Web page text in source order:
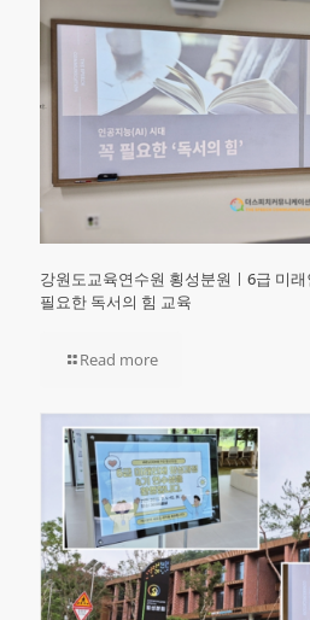
강원도교육연수원 횡성분원ㅣ6급 미
필요한 독서의 힘 교육
Read more